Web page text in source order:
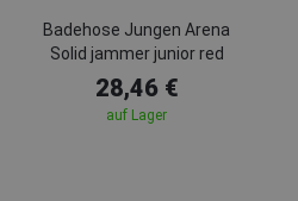
Badehose Jungen Arena
Solid jammer junior red
28,46 €
auf Lager